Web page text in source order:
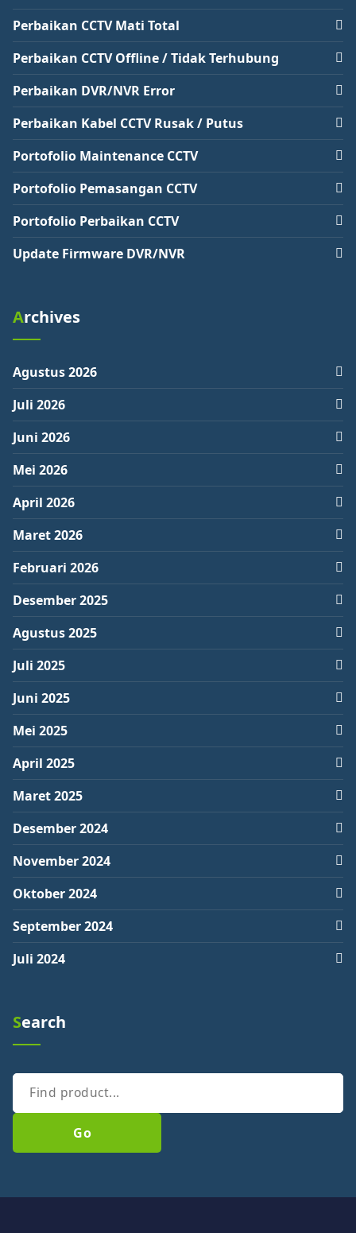
Perbaikan CCTV Mati Total
Perbaikan CCTV Offline / Tidak Terhubung
Perbaikan DVR/NVR Error
Perbaikan Kabel CCTV Rusak / Putus
Portofolio Maintenance CCTV
Portofolio Pemasangan CCTV
Portofolio Perbaikan CCTV
Update Firmware DVR/NVR
Archives
Agustus 2026
Juli 2026
Juni 2026
Mei 2026
April 2026
Maret 2026
Februari 2026
Desember 2025
Agustus 2025
Juli 2025
Juni 2025
Mei 2025
April 2025
Maret 2025
Desember 2024
November 2024
Oktober 2024
September 2024
Juli 2024
Search
Go